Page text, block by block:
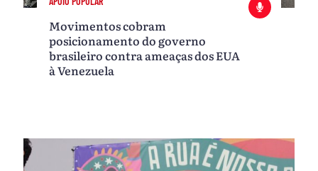
Movimentos cobram
posicionamento do governo
brasileiro contra ameaças dos EUA
à Venezuela